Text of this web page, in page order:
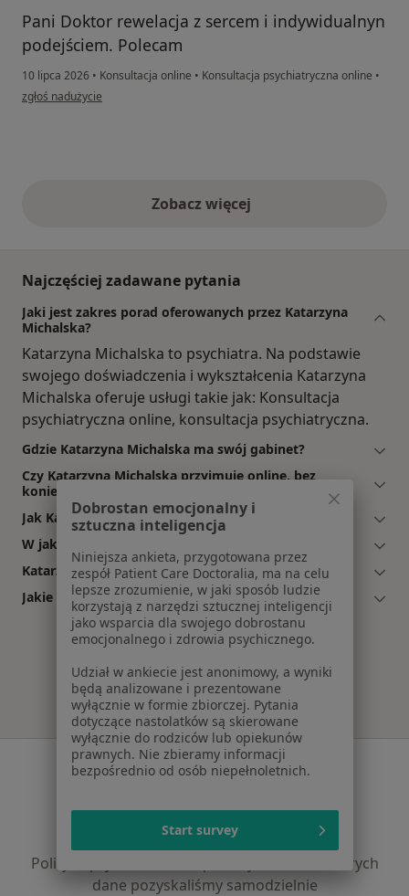
Pani Doktor rewelacja z sercem i indywidualnyn
podejściem. Polecam
10 lipca 2026 • Konsultacja online • Konsultacja psychiatryczna online •
w opinii użytkownika K.R
zgłoś nadużycie
Zobacz więcejopinie powyżej
Najczęściej zadawane pytania
Jaki jest zakres porad oferowanych przez Katarzyna
Michalska?
Katarzyna Michalska to psychiatra. Na podstawie
swojego doświadczenia i wykształcenia Katarzyna
Michalska oferuje usługi takie jak: Konsultacja
psychiatryczna online, konsultacja psychiatryczna.
Gdzie Katarzyna Michalska ma swój gabinet?
Czy Katarzyna Michalska przyjmuje online, bez
konieczności pojawiania się w placówce?
Jak Katarzyna Michalska umawia wizyty?
W jakich godzinach przyjmuje Katarzyna Michalska?
Katarzyna Michalska: co mówią pacjenci?
Jakie ubezpieczenia akceptuje Katarzyna Michalska?
Serwis
Polityka prywatności profesjonalistów
Polityka prywatności dla profesjonalistów, których
dane pozyskaliśmy samodzielnie
Dobrostan emocjonalny i
sztuczna inteligencja
Niniejsza ankieta, przygotowana przez
zespół Patient Care Doctoralia, ma na celu
lepsze zrozumienie, w jaki sposób ludzie
korzystają z narzędzi sztucznej inteligencji
jako wsparcia dla swojego dobrostanu
emocjonalnego i zdrowia psychicznego.
Udział w ankiecie jest anonimowy, a wyniki
będą analizowane i prezentowane
wyłącznie w formie zbiorczej. Pytania
dotyczące nastolatków są skierowane
wyłącznie do rodziców lub opiekunów
prawnych. Nie zbieramy informacji
bezpośrednio od osób niepełnoletnich.
Start survey